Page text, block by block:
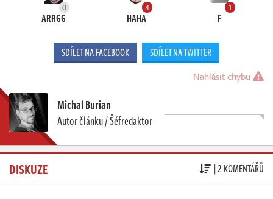
0
ARRGG
4
HAHA
1
F
SDÍLET NA FACEBOOK SDÍLET NA TWITTER
Nahlásit chybu
Michal Burian
Autor článku / Šéfredaktor
DISKUZE | 2 KOMENTÁŘŮ